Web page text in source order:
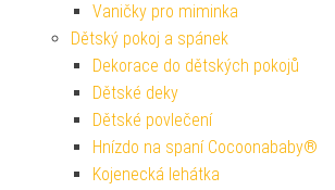
Vaničky pro miminka
Dětský pokoj a spánek
Dekorace do dětských pokojů
Dětské deky
Dětské povlečení
Hnízdo na spaní Cocoonababy®
Kojenecká lehátka